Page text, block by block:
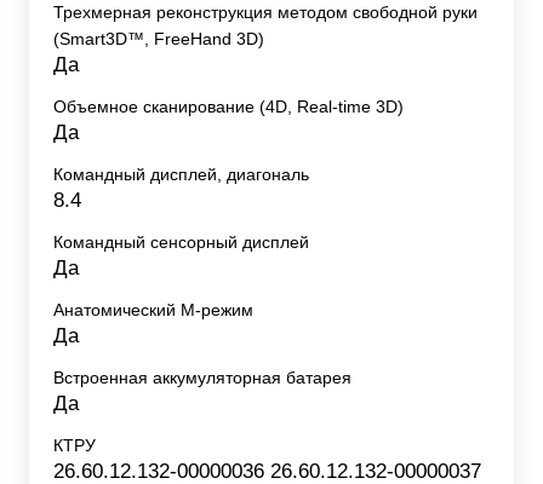
Трехмерная реконструкция методом свободной руки
(Smart3D™, FreeHand 3D)
Да
Объемное сканирование (4D, Real-time 3D)
Да
Командный дисплей, диагональ
8.4
Командный сенсорный дисплей
Да
Анатомический М-режим
Да
Встроенная аккумуляторная батарея
Да
КТРУ
26.60.12.132-00000036 26.60.12.132-00000037